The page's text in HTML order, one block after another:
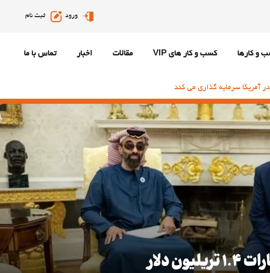
ورود ثبت نام
و کارها کسب و کار های VIP مقالات اخبار تماس با ما